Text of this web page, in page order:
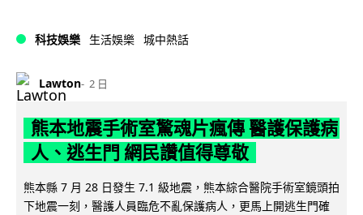
科技娛樂 生活娛樂 城中熱話
Lawton 2 日
熊本地震手術室驚魂片瘋傳 醫護保護病
人、逃生門 網民讚值得尊敬
熊本縣 7 月 28 日發生 7.1 級地震，熊本綜合醫院手術室鏡頭拍
下地震一刻，醫護人員臨危不亂保護病人，更馬上開逃生門確